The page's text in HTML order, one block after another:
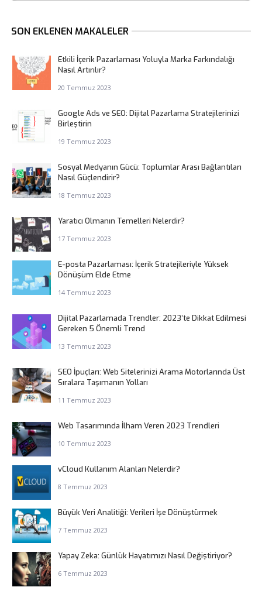
SON EKLENEN MAKALELER
Etkili İçerik Pazarlaması Yoluyla Marka Farkındalığı
Nasıl Artırılır?
20 Temmuz 2023
Google Ads ve SEO: Dijital Pazarlama Stratejilerinizi
Birleştirin
19 Temmuz 2023
Sosyal Medyanın Gücü: Toplumlar Arası Bağlantıları
Nasıl Güçlendirir?
18 Temmuz 2023
Yaratıcı Olmanın Temelleri Nelerdir?
17 Temmuz 2023
E-posta Pazarlaması: İçerik Stratejileriyle Yüksek
Dönüşüm Elde Etme
14 Temmuz 2023
Dijital Pazarlamada Trendler: 2023’te Dikkat Edilmesi
Gereken 5 Önemli Trend
13 Temmuz 2023
SEO İpuçları: Web Sitelerinizi Arama Motorlarında Üst
Sıralara Taşımanın Yolları
11 Temmuz 2023
Web Tasarımında İlham Veren 2023 Trendleri
10 Temmuz 2023
vCloud Kullanım Alanları Nelerdir?
8 Temmuz 2023
Büyük Veri Analitiği: Verileri İşe Dönüştürmek
7 Temmuz 2023
Yapay Zeka: Günlük Hayatımızı Nasıl Değiştiriyor?
6 Temmuz 2023